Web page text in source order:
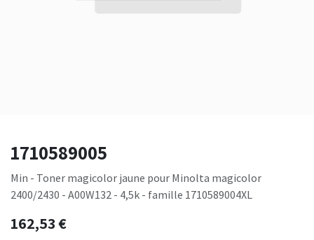
1710589005
Min - Toner magicolor jaune pour Minolta magicolor
2400/2430 - A00W132 - 4,5k - famille 1710589004XL
162,53€